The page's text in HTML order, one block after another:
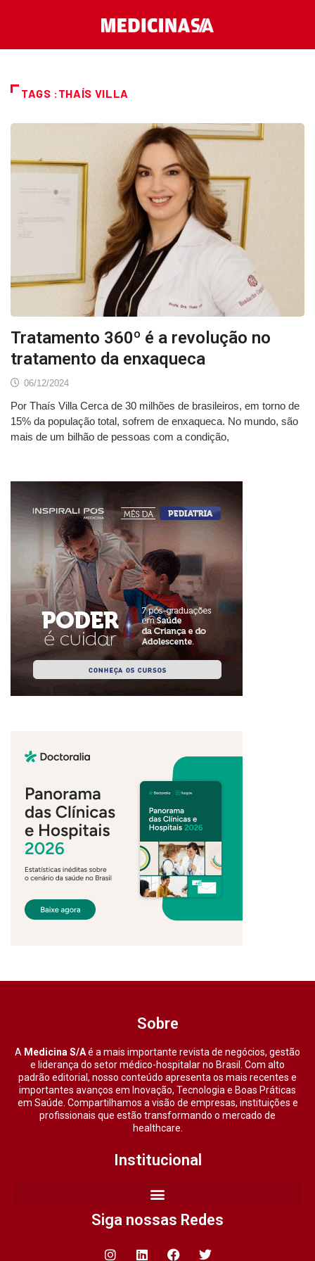
TAGS :THAÍS VILLA
Tratamento 360º é a revolução no
tratamento da enxaqueca
06/12/2024
Por Thaís Villa Cerca de 30 milhões de brasileiros, em torno de
15% da população total, sofrem de enxaqueca. No mundo, são
mais de um bilhão de pessoas com a condição,
Sobre
A Medicina S/Aé a mais importante revista de negócios, gestão
e liderança do setor médico-hospitalar no Brasil. Com alto
padrão editorial, nosso conteúdo apresenta os mais recentes e
importantes avanços em Inovação, Tecnologia e Boas Práticas
em Saúde. Compartilhamos a visão de empresas, instituições e
profissionais que estão transformando o mercado de
healthcare.
Institucional
Siga nossas Redes